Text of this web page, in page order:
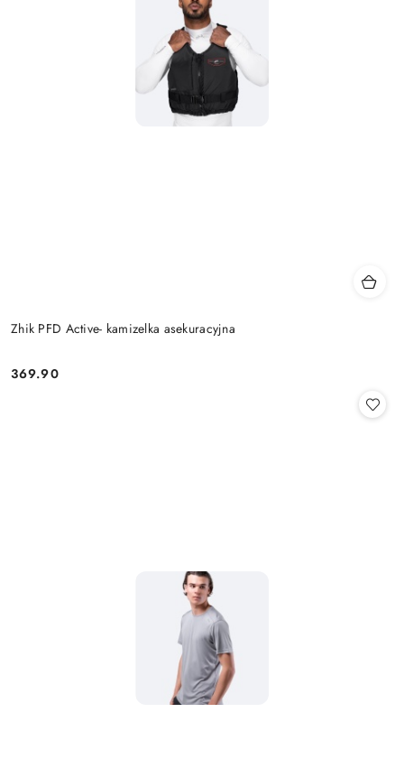
Zhik PFD Active- kamizelka asekuracyjna
Cena:
369.90